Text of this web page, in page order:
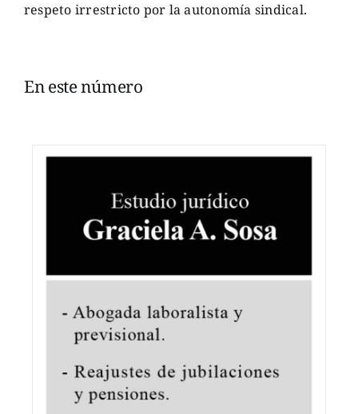
respeto irrestricto por la autonomía sindical.
En este número